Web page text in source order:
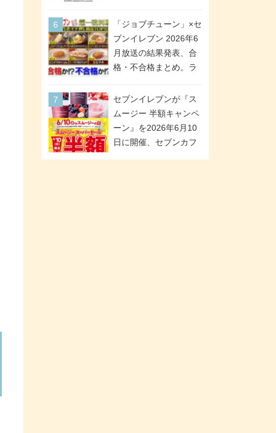
チョコ」「チョコ缶」
「ツインギフト」が登
場
「ジョブチューン」×セ
ブンイレブン 2026年6
月放送の結果発表、合
格・不合格まとめ。ラ
合格「金のハンバー
グ」。満場一致合格数
は6商品、合格数は2商
品。TVerでの見逃し配
セブンイレブンが『ス
ムージー 半額キャンペ
ーン』を2026年6月10
日に開催、セブンカフ